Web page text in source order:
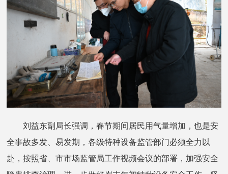
刘益东副局长强调，春节期间居民用气量增加，也是安
全事故多发、易发期，各级特种设备监管部门必须全力以
赴，按照省、市市场监管局工作视频会议的部署，加强安全